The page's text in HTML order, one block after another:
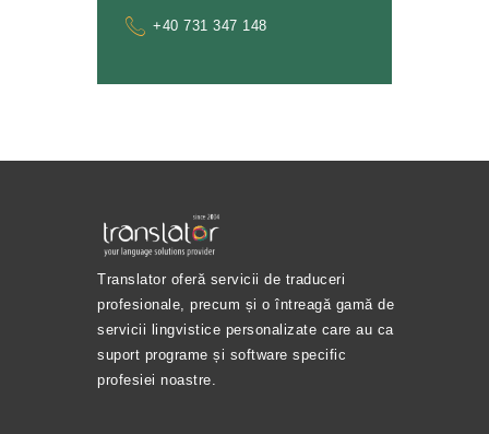
+40 731 347 148
Translator oferă servicii de traduceri
profesionale, precum și o întreagă gamă de
servicii lingvistice personalizate care au ca
suport programe și software specific
profesiei noastre.